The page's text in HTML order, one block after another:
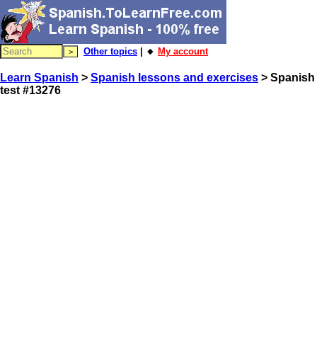
Other topics | 🔸 My account
Learn Spanish > Spanish lessons and exercises > Spanish
test #13276